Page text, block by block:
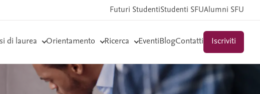
Futuri StudentiStudenti SFUAlumni SFU
di laurea Orientamento Ricerca EventiBlogContatti Iscriviti